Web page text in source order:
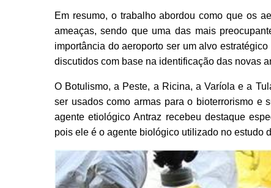
Em resumo, o trabalho abordou como que os
ameaças, sendo que uma das mais
importância do aeroporto ser um alvo
discutidos com base na identificação das novas
O Botulismo, a Peste, a Ricina, a Varíola e a
ser usados como armas para o bioterrorismo e
agente etiológico Antraz recebeu destaque
pois ele é o agente biológico utilizado no estudo